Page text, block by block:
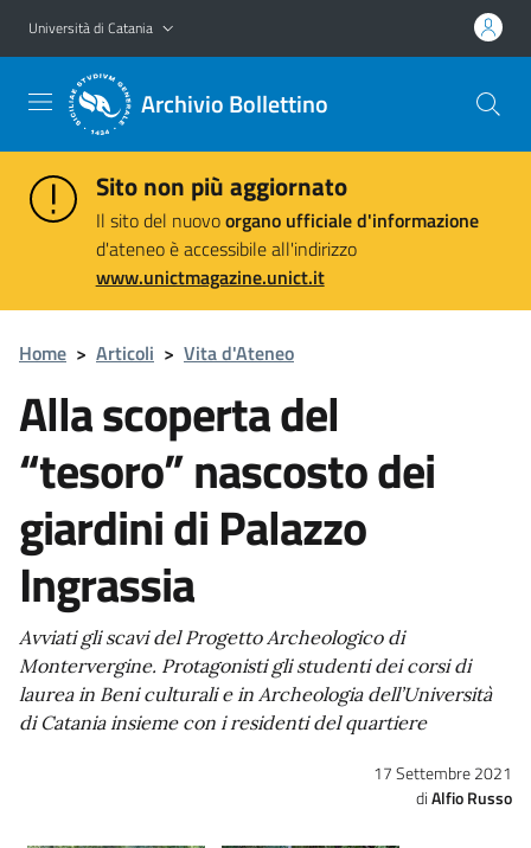
Vai al contenuto principale
Vai al menu di navigazione
Università di Catania
Archivio Bollettino
Sito non più aggiornato
Il sito del nuovoorgano ufficiale d'informazione
d'ateneo è accessibile all'indirizzo
www.unictmagazine.unict.it
Home > Articoli > Vita d'Ateneo
Alla scoperta del
“tesoro” nascosto dei
giardini di Palazzo
Ingrassia
Avviati gli scavi del Progetto Archeologico di
Montervergine. Protagonisti gli studenti dei corsi di
laurea in Beni culturali e in Archeologia dell’Università
di Catania insieme con i residenti del quartiere
17 Settembre 2021
Alfio Russo